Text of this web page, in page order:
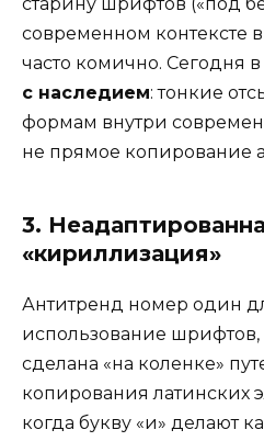
современном контексте
часто комично. Сегодня
с наследием: тонкие
формам внутри
не прямое копирование
3.
«кириллизация»
Антитренд номер один
использование
сделана «на коленке»
копирования латинских
когда букву «и» делают